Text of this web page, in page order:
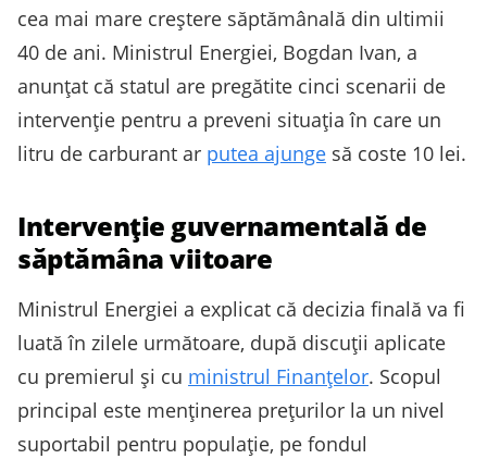
cea mai mare creștere săptămânală din ultimii
40 de ani. Ministrul Energiei, Bogdan Ivan, a
anunțat că statul are pregătite cinci scenarii de
intervenție pentru a preveni situația în care un
litru de carburant ar putea ajunge să coste 10 lei.
Intervenție guvernamentală de
săptămâna viitoare
Ministrul Energiei a explicat că decizia finală va fi
luată în zilele următoare, după discuții aplicate
cu premierul și cu ministrul Finanțelor. Scopul
principal este menținerea prețurilor la un nivel
suportabil pentru populație, pe fondul